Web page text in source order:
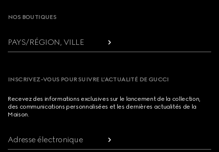
NOS BOUTIQUES
PAYS/RÉGION, VILLE
INSCRIVEZ-VOUS POUR SUIVRE L’ACTUALITÉ DE GUCCI
Recevez des informations exclusives sur le lancement de la collection,
des communications personnalisées et les dernières actualités de la
Maison.
Adresse électronique